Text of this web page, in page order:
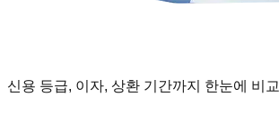
신용 등급, 이자, 상환 기간까지 한눈에 비교